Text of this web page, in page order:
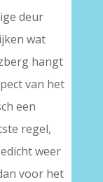
deur
wat
hangt
van het
een
regel,
weer
voor het